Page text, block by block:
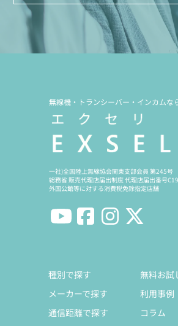
無線機・トランシーバー・インカムな
一社)全国陸上無線協会関東支部会員 第245号
総務省 販売代理店届出制度 代理店届出番号
外国公館等に対する消費税免除指定店舗
種別で探す
メーカーで探す
通信距離で探す
無料お試
利用事例
コラム